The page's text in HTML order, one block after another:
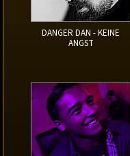
DANGER DAN - KEINE
ANGST